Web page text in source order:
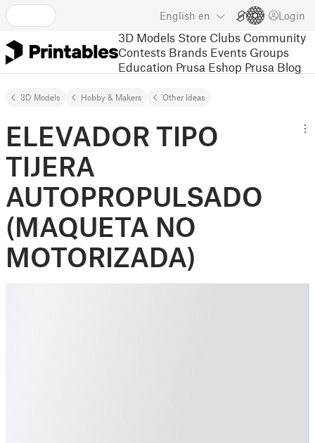
English en Login
3D Models Store Clubs Community
Contests Brands Events Groups
Education Prusa Eshop Prusa Blog
3D Models Hobby & Makers Other Ideas
ELEVADOR TIPO
TIJERA
AUTOPROPULSADO
(MAQUETA NO
MOTORIZADA)